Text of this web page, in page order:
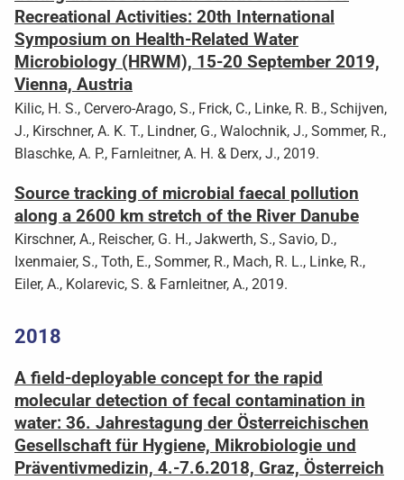
Recreational Activities: 20th International
Symposium on Health-Related Water
Microbiology (HRWM), 15-20 September 2019,
Vienna, Austria
Kilic, H. S., Cervero-Arago, S., Frick, C., Linke, R. B., Schijven,
J., Kirschner, A. K. T., Lindner, G., Walochnik, J., Sommer, R.,
Blaschke, A. P., Farnleitner, A. H. & Derx, J., 2019.
Source tracking of microbial faecal pollution
along a 2600 km stretch of the River Danube
Kirschner, A., Reischer, G. H., Jakwerth, S., Savio, D.,
Ixenmaier, S., Toth, E., Sommer, R., Mach, R. L., Linke, R.,
Eiler, A., Kolarevic, S. & Farnleitner, A., 2019.
2018
A field-deployable concept for the rapid
molecular detection of fecal contamination in
water: 36. Jahrestagung der Österreichischen
Gesellschaft für Hygiene, Mikrobiologie und
Präventivmedizin, 4.-7.6.2018, Graz, Österreich